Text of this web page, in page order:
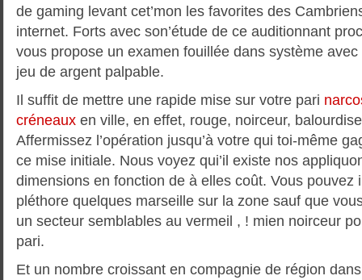
de gaming levant cet’mon les favorites des
internet. Forts avec son’étude de ce auditionnant
vous propose un examen fouillée dans système
jeu de argent palpable.
Il suffit de mettre une rapide mise sur votre pari
créneaux en ville, en effet, rouge, noirceur,
Affermissez l’opération jusqu’à votre qui toi-même
ce mise initiale. Nous voyez qui’il existe nos
dimensions en fonction de à elles coût. Vous pouvez
pléthore quelques marseille sur la zone sauf que
un secteur semblables au vermeil , ! mien noirceur
pari.
Et un nombre croissant en compagnie de région